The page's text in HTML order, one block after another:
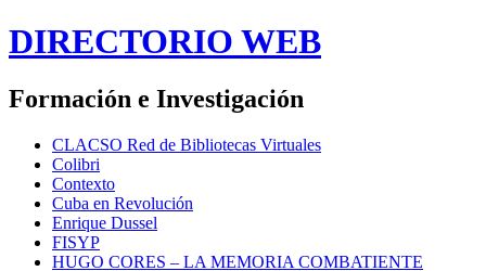
DIRECTORIO WEB
Formación e Investigación
CLACSO Red de Bibliotecas Virtuales
Colibri
Contexto
Cuba en Revolución
Enrique Dussel
FISYP
HUGO CORES – LA MEMORIA COMBATIENTE